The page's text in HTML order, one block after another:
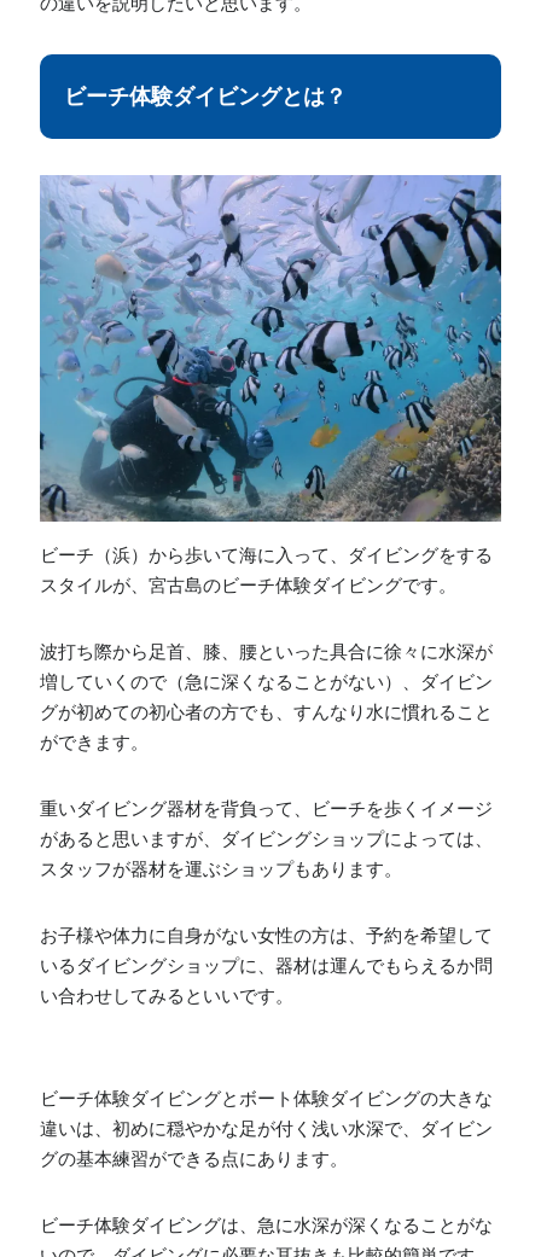
ビーチ体験ダイビングとは？
ビーチ（浜）から歩いて海に入って、ダイビングをする
スタイルが、宮古島のビーチ体験ダイビングです。
波打ち際から足首、膝、腰といった具合に徐々に水深が
増していくので（急に深くなることがない）、ダイビン
グが初めての初心者の方でも、すんなり水に慣れること
ができます。
重いダイビング器材を背負って、ビーチを歩くイメージ
があると思いますが、ダイビングショップによっては、
スタッフが器材を運ぶショップもあります。
お子様や体力に自身がない女性の方は、予約を希望して
いるダイビングショップに、器材は運んでもらえるか問
い合わせしてみるといいです。
ビーチ体験ダイビングとボート体験ダイビングの大きな
違いは、初めに穏やかな足が付く浅い水深で、ダイビン
グの基本練習ができる点にあります。
ビーチ体験ダイビングは、急に水深が深くなることがな